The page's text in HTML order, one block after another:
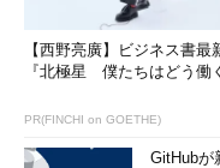
【西野亮廣】ビジネス書最
『北極星 僕たちはどう働
PR(FINCHI on GOETHE)
GitHubが